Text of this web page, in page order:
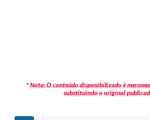
* Nota: O conteúdo disponibilizado é
substituindo o original